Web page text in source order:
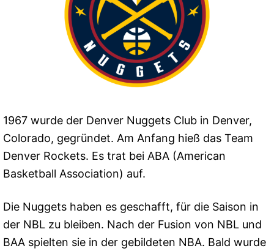
1967 wurde der Denver Nuggets Club in Denver,
Colorado, gegründet. Am Anfang hieß das Team
Denver Rockets. Es trat bei ABA (American
Basketball Association) auf.
Die Nuggets haben es geschafft, für die Saison in
der NBL zu bleiben. Nach der Fusion von NBL und
BAA spielten sie in der gebildeten NBA. Bald wurde